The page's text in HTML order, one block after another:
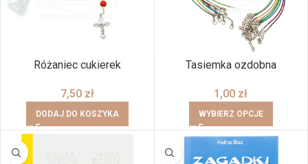
Różaniec cukierek
7,50 zł
DODAJ DO KOSZYKA
Tasiemka ozdobna
1,00 zł
WYBIERZ OPCJE